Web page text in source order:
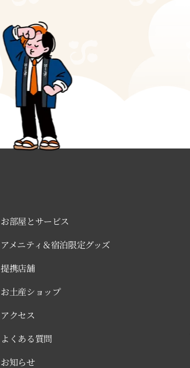
お部屋とサービス
アメニティ＆宿泊限定グッズ
提携店舗
お土産ショップ
アクセス
よくある質問
お知らせ